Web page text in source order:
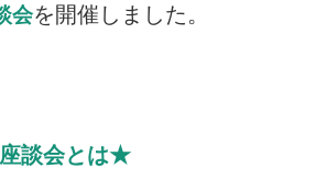
会を開催しました。
談会とは★